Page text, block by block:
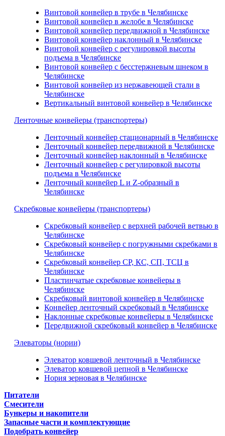
Винтовой конвейер в трубе в Челябинске
Винтовой конвейер в желобе в Челябинске
Винтовой конвейер передвижной в Челябинске
Винтовой конвейер наклонный в Челябинске
Винтовой конвейер с регулировкой высоты
подъема в Челябинске
Винтовой конвейер с бесстержневым шнеком в
Челябинске
Винтовой конвейер из нержавеющей стали в
Челябинске
Вертикальный винтовой конвейер в Челябинске
Ленточные конвейеры (транспортеры)
Ленточный конвейер стационарный в Челябинске
Ленточный конвейер передвижной в Челябинске
Ленточный конвейер наклонный в Челябинске
Ленточный конвейер с регулировкой высоты
подъема в Челябинске
Ленточный конвейер L и Z-образный в
Челябинске
Скребковые конвейеры (транспортеры)
Скребковый конвейер с верхней рабочей ветвью в
Челябинске
Скребковый конвейер с погружными скребками в
Челябинске
Скребковый конвейер СР, КС, СП, ТСЦ в
Челябинске
Пластинчатые скребковые конвейеры в
Челябинске
Скребковый винтовой конвейер в Челябинске
Конвейер ленточный скребковый в Челябинске
Наклонные скребковые конвейеры в Челябинске
Передвижной скребковый конвейер в Челябинске
Элеваторы (нории)
Элеватор ковшевой ленточный в Челябинске
Элеватор ковшевой цепной в Челябинске
Нория зерновая в Челябинске
Питатели
Смесители
Бункеры и накопители
Запасные части и комплектующие
Подобрать конвейер